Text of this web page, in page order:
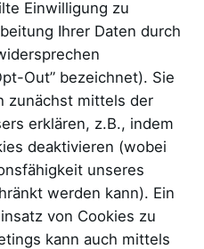
Einwilligung zu
Ihrer Daten durch
Out” bezeichnet). Sie
zunächst mittels der
erklären, z.B., indem
deaktivieren (wobei
unseres
werden kann). Ein
von Cookies zu
kann auch mittels